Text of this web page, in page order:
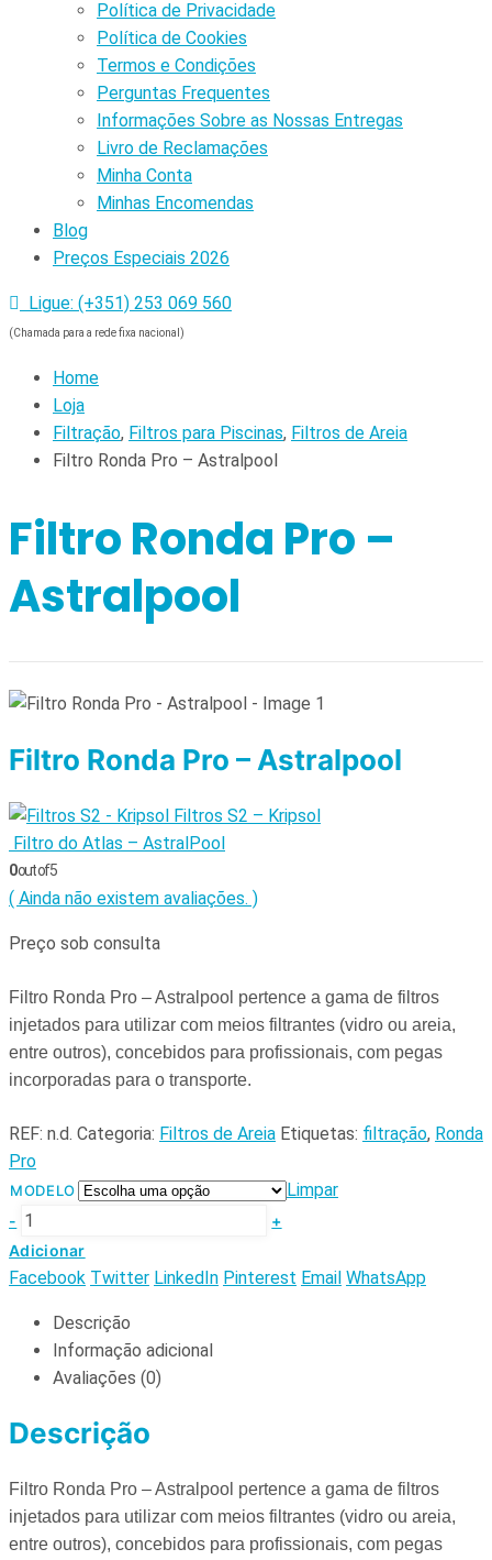
Política de Privacidade
Política de Cookies
Termos e Condições
Perguntas Frequentes
Informações Sobre as Nossas Entregas
Livro de Reclamações
Minha Conta
Minhas Encomendas
Blog
Preços Especiais 2026
Ligue: (+351) 253 069 560
(Chamada para a rede fixa nacional)
Home
Loja
Filtração, Filtros para Piscinas, Filtros de Areia
Filtro Ronda Pro – Astralpool
Filtro Ronda Pro –
Astralpool
Filtro Ronda Pro – Astralpool
Filtros S2 – Kripsol
Filtro do Atlas – AstralPool
0out of 5
( Ainda não existem avaliações. )
Preço sob consulta
Filtro Ronda Pro – Astralpool pertence a gama de filtros
injetados para utilizar com meios filtrantes (vidro ou areia,
entre outros), concebidos para profissionais, com pegas
incorporadas para o transporte.
REF: n.d. Categoria: Filtros de Areia Etiquetas: filtração, Ronda
Pro
MODELO Limpar
-
+
Adicionar
Facebook Twitter LinkedIn Pinterest Email WhatsApp
Descrição
Informação adicional
Avaliações (0)
Descrição
Filtro Ronda Pro – Astralpool pertence a gama de filtros
injetados para utilizar com meios filtrantes (vidro ou areia,
entre outros), concebidos para profissionais, com pegas